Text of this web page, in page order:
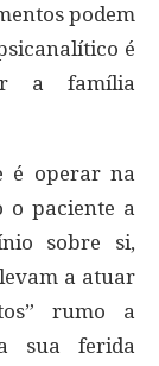
podem
é
a família
é operar na
o paciente a
sobre si,
a atuar
rumo a
sua ferida